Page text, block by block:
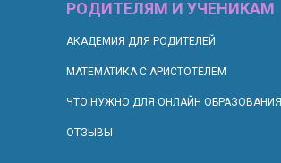
РОДИТЕЛЯМ И УЧЕНИКАМ
АКАДЕМИЯ ДЛЯ РОДИТЕЛЕЙ
МАТЕМАТИКА С АРИСТОТЕЛЕМ
ОТЗЫВЫ
ЧТО НУЖНО ДЛЯ ОНЛАЙН ОБРАЗОВАНИЯ